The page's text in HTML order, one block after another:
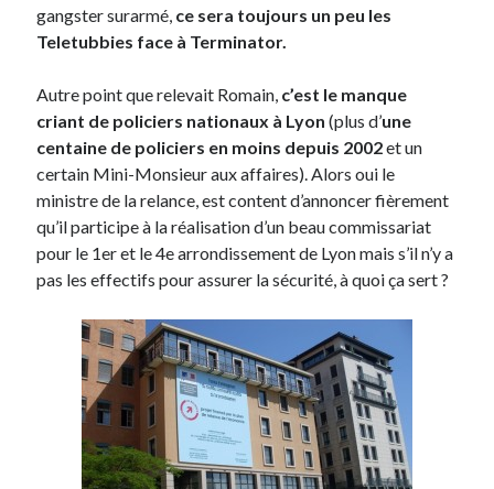
gangster surarmé, ce sera toujours un peu les
Teletubbies face à Terminator.
Autre point que relevait Romain, c’est le manque
criant de policiers nationaux à Lyon (plus d’une
centaine de policiers en moins depuis 2002et un
certain Mini-Monsieur aux affaires). Alors oui le
ministre de la relance, est content d’annoncer fièrement
qu’il participe à la réalisation d’un beau commissariat
pour le 1er et le 4e arrondissement de Lyon mais s’il n’y a
pas les effectifs pour assurer la sécurité, à quoi ça sert ?